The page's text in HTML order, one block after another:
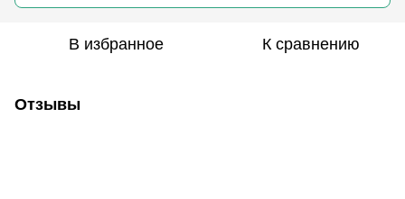
В избранное К сравнению
Отзывы